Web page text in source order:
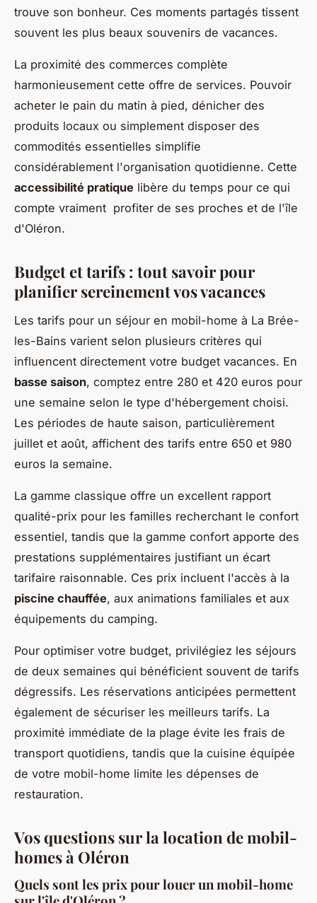
trouve son bonheur. Ces moments partagés tissent
souvent les plus beaux souvenirs de vacances.
La proximité des commerces complète
harmonieusement cette offre de services. Pouvoir
acheter le pain du matin à pied, dénicher des
produits locaux ou simplement disposer des
commodités essentielles simplifie
considérablement l'organisation quotidienne. Cette
accessibilité pratique libère du temps pour ce qui
compte vraiment profiter de ses proches et de l'île
d'Oléron.
Budget et tarifs : tout savoir pour
planifier sereinement vos vacances
Les tarifs pour un séjour en mobil-home à La Brée-
les-Bains varient selon plusieurs critères qui
influencent directement votre budget vacances. En
basse saison, comptez entre 280 et 420 euros pour
une semaine selon le type d'hébergement choisi.
Les périodes de haute saison, particulièrement
juillet et août, affichent des tarifs entre 650 et 980
euros la semaine.
La gamme classique offre un excellent rapport
qualité-prix pour les familles recherchant le confort
essentiel, tandis que la gamme confort apporte des
prestations supplémentaires justifiant un écart
tarifaire raisonnable. Ces prix incluent l'accès à la
piscine chauffée, aux animations familiales et aux
équipements du camping.
Pour optimiser votre budget, privilégiez les séjours
de deux semaines qui bénéficient souvent de tarifs
dégressifs. Les réservations anticipées permettent
également de sécuriser les meilleurs tarifs. La
proximité immédiate de la plage évite les frais de
transport quotidiens, tandis que la cuisine équipée
de votre mobil-home limite les dépenses de
restauration.
Vos questions sur la location de mobil-
homes à Oléron
Quels sont les prix pour louer un mobil-home